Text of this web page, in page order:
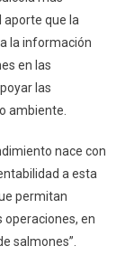
aporte que la
la información
en las
las
ambiente.
nace con
a esta
permitan
en
salmones”.